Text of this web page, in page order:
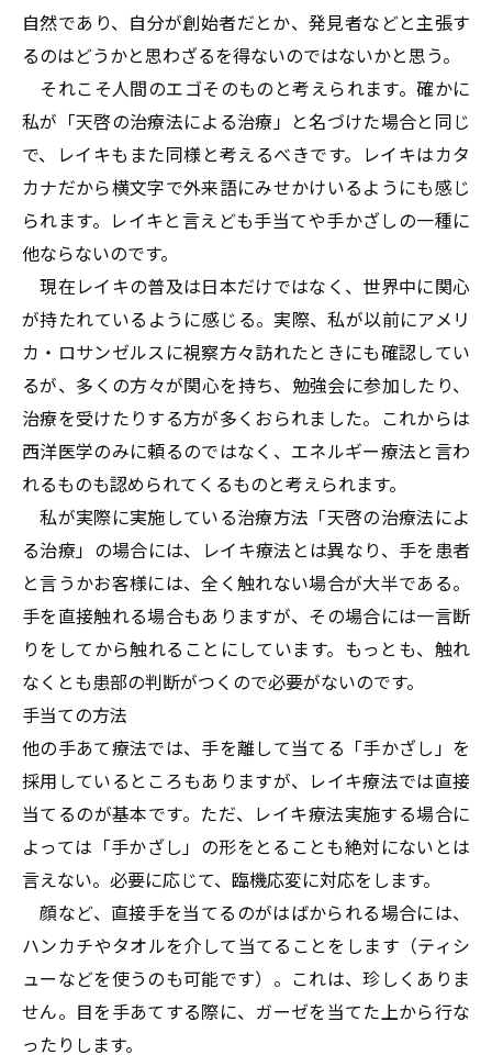
自然であり、自分が創始者だとか、発見者などと主張す
るのはどうかと思わざるを得ないのではないかと思う。
それこそ人間のエゴそのものと考えられます。確かに
私が「天啓の治療法による治療」と名づけた場合と同じ
で、レイキもまた同様と考えるべきです。レイキはカタ
カナだから横文字で外来語にみせかけいるようにも感じ
られます。レイキと言えども手当てや手かざしの一種に
他ならないのです。
現在レイキの普及は日本だけではなく、世界中に関心
が持たれているように感じる。実際、私が以前にアメリ
カ・ロサンゼルスに視察方々訪れたときにも確認してい
るが、多くの方々が関心を持ち、勉強会に参加したり、
治療を受けたりする方が多くおられました。これからは
西洋医学のみに頼るのではなく、エネルギー療法と言わ
れるものも認められてくるものと考えられます。
私が実際に実施している治療方法「天啓の治療法によ
る治療」の場合には、レイキ療法とは異なり、手を患者
と言うかお客様には、全く触れない場合が大半である。
手を直接触れる場合もありますが、その場合には一言断
りをしてから触れることにしています。もっとも、触れ
なくとも患部の判断がつくので必要がないのです。
手当ての方法
他の手あて療法では、手を離して当てる「手かざし」を
採用しているところもありますが、レイキ療法では直接
当てるのが基本です。ただ、レイキ療法実施する場合に
よっては「手かざし」の形をとることも絶対にないとは
言えない。必要に応じて、臨機応変に対応をします。
顔など、直接手を当てるのがはばかられる場合には、
ハンカチやタオルを介して当てることをします（ティシ
ューなどを使うのも可能です）。これは、珍しくありま
せん。目を手あてする際に、ガーゼを当てた上から行な
ったりします。